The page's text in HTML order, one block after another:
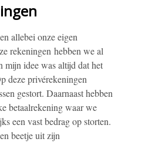
allebei onze eigen
rekeningen hebben we al
mijn idee was altijd dat het
deze privérekeningen
gestort. Daarnaast hebben
betaalrekening waar we
een vast bedrag op storten.
beetje uit zijn